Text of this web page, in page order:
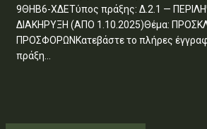
9ΘΗΒ6-ΧΔΕΤύπος πράξης: Δ.2.1 —
ΔΙΑΚΗΡΥΞΗ (ΑΠΟ 1.10.2025)Θέμα:
ΠΡΟΣΦΟΡΩΝΚατεβάστε το πλήρες
πράξη...